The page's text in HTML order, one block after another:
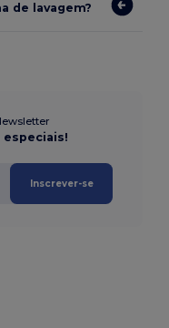
de lavagem?
Inscrever-se